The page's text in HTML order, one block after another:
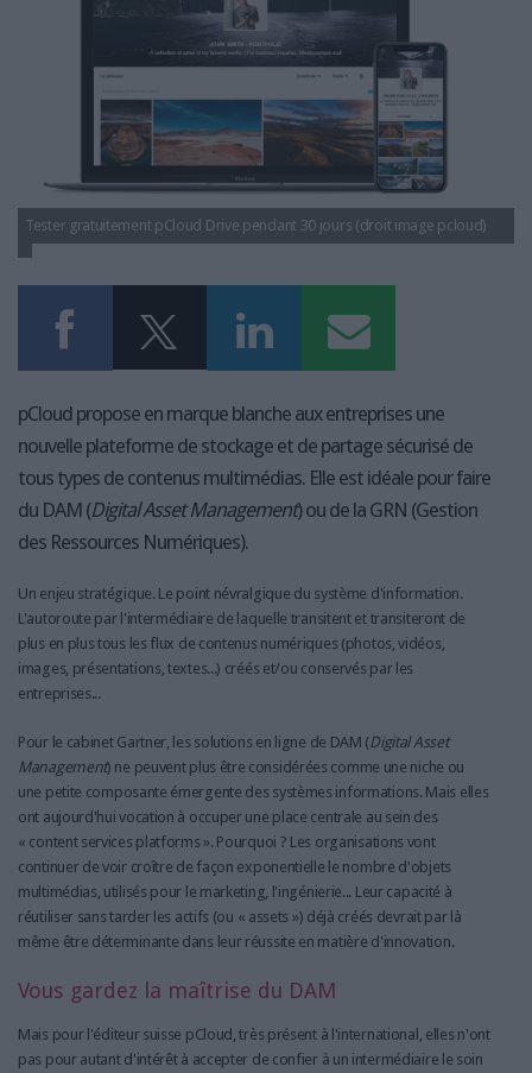
LES GUIDES PRATIQUES
L'ESPACE EMPLOI
L'ANNUAIRE DES ACTEURS
LES SUPPLÉMENTS
Tester gratuitement pCloud Drive pendant 30 jours (droit image pcloud)
pCloud propose en marque blanche aux entreprises une
nouvelle plateforme de stockage et de partage sécurisé de
tous types de contenus multimédias. Elle est idéale pour faire
du DAM (Digital Asset Management) ou de la GRN (Gestion
des Ressources Numériques).
Un enjeu stratégique. Le point névralgique du système d'information.
L'autoroute par l'intermédiaire de laquelle transitent et transiteront de
plus en plus tous les flux de contenus numériques (photos, vidéos,
images, présentations, textes...) créés et/ou conservés par les
entreprises...
Pour le cabinet Gartner, les solutions en ligne de DAM (Digital Asset
Management) ne peuvent plus être considérées comme une niche ou
une petite composante émergente des systèmes informations. Mais elles
ont aujourd'hui vocation à occuper une place centrale au sein des
« content services platforms ». Pourquoi ? Les organisations vont
continuer de voir croître de façon exponentielle le nombre d'objets
multimédias, utilisés pour le marketing, l'ingénierie... Leur capacité à
réutiliser sans tarder les actifs (ou « assets ») déjà créés devrait par là
même être déterminante dans leur réussite en matière d'innovation.
Vous gardez la maîtrise du DAM
Mais pour l'éditeur suisse pCloud, très présent à l'international, elles n'ont
pas pour autant d'intérêt à accepter de confier à un intermédiaire le soin